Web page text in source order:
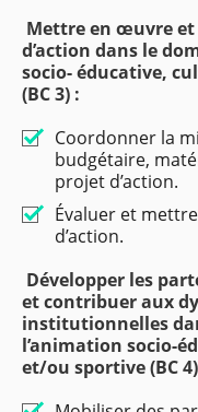
Mettre en œuvre
d’action dans le
socio- éducative,
(BC 3) :
Coordonner la
budgétaire,
projet d’action.
Évaluer et
d’action.
Développer les
et contribuer aux
institutionnelles
l’animation socio-
et/ou sportive (BC